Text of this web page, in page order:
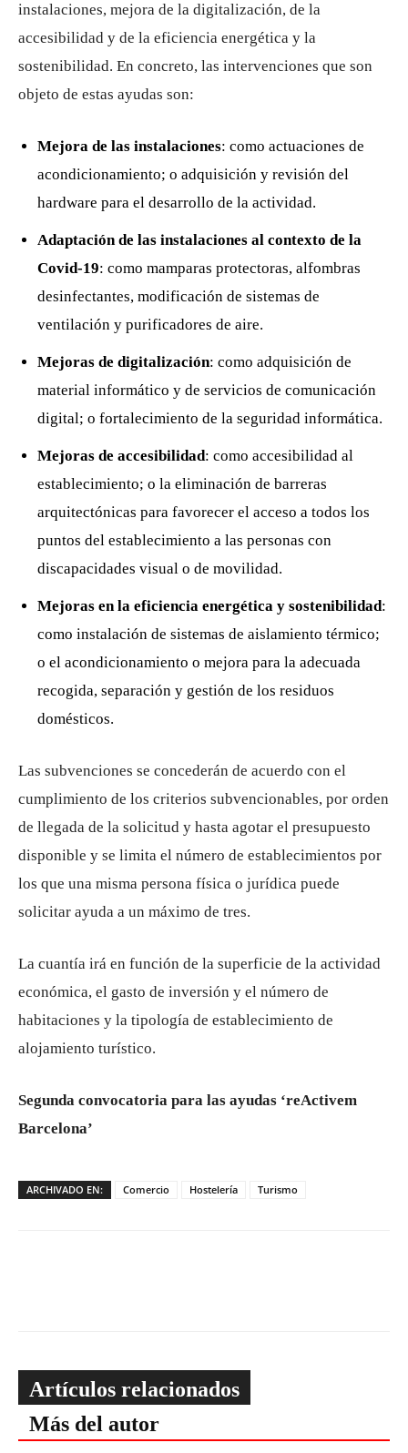
instalaciones, mejora de la digitalización, de la
accesibilidad y de la eficiencia energética y la
sostenibilidad. En concreto, las intervenciones que son
objeto de estas ayudas son:
Mejora de las instalaciones: como actuaciones de
acondicionamiento; o adquisición y revisión del
hardware para el desarrollo de la actividad.
Adaptación de las instalaciones al contexto de la
Covid-19: como mamparas protectoras, alfombras
desinfectantes, modificación de sistemas de
ventilación y purificadores de aire.
Mejoras de digitalización: como adquisición de
material informático y de servicios de comunicación
digital; o fortalecimiento de la seguridad informática.
Mejoras de accesibilidad: como accesibilidad al
establecimiento; o la eliminación de barreras
arquitectónicas para favorecer el acceso a todos los
puntos del establecimiento a las personas con
discapacidades visual o de movilidad.
Mejoras en la eficiencia energética y sostenibilidad:
como instalación de sistemas de aislamiento térmico;
o el acondicionamiento o mejora para la adecuada
recogida, separación y gestión de los residuos
domésticos.
Las subvenciones se concederán de acuerdo con el
cumplimiento de los criterios subvencionables, por orden
de llegada de la solicitud y hasta agotar el presupuesto
disponible y se limita el número de establecimientos por
los que una misma persona física o jurídica puede
solicitar ayuda a un máximo de tres.
La cuantía irá en función de la superficie de la actividad
económica, el gasto de inversión y el número de
habitaciones y la tipología de establecimiento de
alojamiento turístico.
Segunda convocatoria para las ayudas ‘reActivem
Barcelona’
ARCHIVADO EN: Comercio Hostelería Turismo
Artículos relacionados
Más del autor